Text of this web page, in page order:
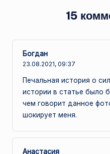
15
Богдан
23.08.2021, 09:37
Печальная история о
истории в статье было
чем говорит данное
шокирует меня.
Анастасия